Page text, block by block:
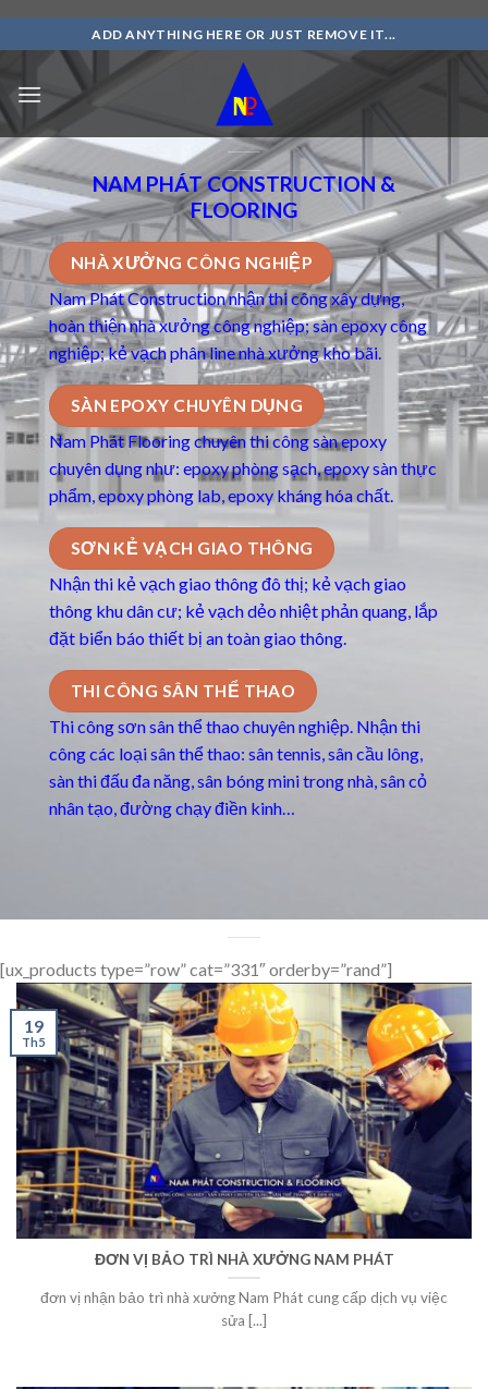
Skip
ADD ANYTHING HERE OR JUST REMOVE IT...
NAM PHÁT CONSTRUCTION &
FLOORING
NHÀ XƯỞNG CÔNG NGHIỆP
Nam Phát Construction nhận thi công xây dựng,
hoàn thiện nhà xưởng công nghiệp; sàn epoxy công
nghiệp; kẻ vạch phân line nhà xưởng kho bãi.
SÀN EPOXY CHUYÊN DỤNG
Nam Phát Flooring chuyên thi côngsàn epoxy
chuyên dụngnhư: epoxy phòng sạch, epoxy sàn thực
phẩm, epoxy phòng lab, epoxy kháng hóa chất.
SƠN KẺ VẠCH GIAO THÔNG
Nhận thi kẻ vạch giao thông đô thị; kẻ vạch giao
thông khu dân cư; kẻ vạch dẻo nhiệt phản quang, lắp
đặt biển báo thiết bị an toàn giao thông.
THI CÔNG SÂN THỂ THAO
Thi công sơn sân thể thao chuyên nghiệp. Nhận thi
công các loại sân thể thao: sân tennis, sân cầu lông,
sàn thi đấu đa năng, sân bóng mini trong nhà, sân cỏ
nhân tạo, đường chạy điền kinh…
[ux_products type=”row” cat=”331″ orderby=”rand”]
ĐƠN VỊ BẢO TRÌ NHÀ XƯỞNG NAM PHÁT
đơn vị nhận bảo trì nhà xưởng Nam Phát cung cấp dịch vụ việc
sửa [...]
19
Th5